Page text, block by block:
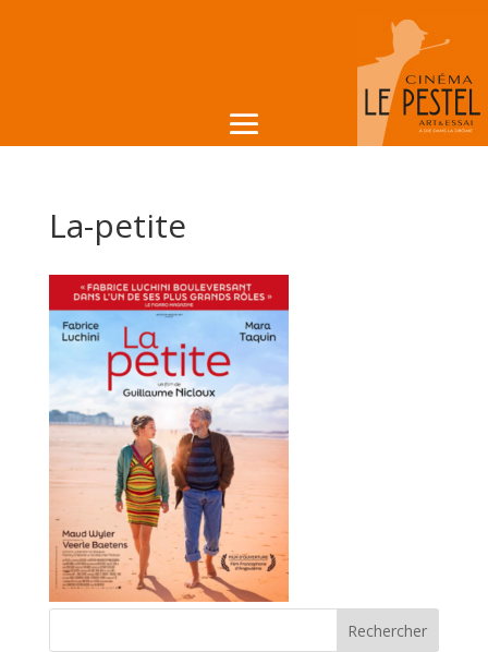
La-petite
Rechercher